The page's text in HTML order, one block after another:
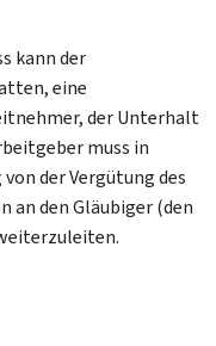
kann der
eine
der Unterhalt
muss in
der Vergütung des
an den Gläubiger (den